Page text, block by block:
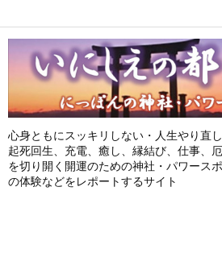
心身ともにスッキリしない・人生やり直
起死回生、充電、癒し、縁結び、仕事、
を切り開く開運のための神社・パワース
の体験などをレポートするサイト